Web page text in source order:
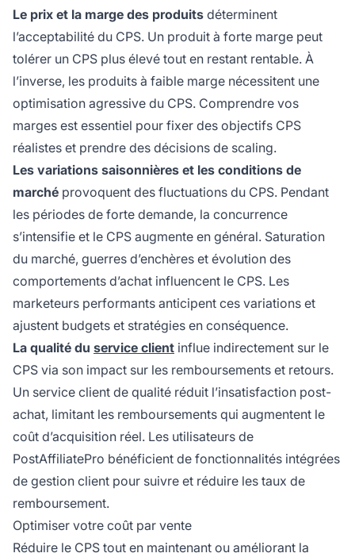
Le prix et la marge des produits déterminent
l’acceptabilité du CPS. Un produit à forte marge peut
tolérer un CPS plus élevé tout en restant rentable. À
l’inverse, les produits à faible marge nécessitent une
optimisation agressive du CPS. Comprendre vos
marges est essentiel pour fixer des objectifs CPS
réalistes et prendre des décisions de scaling.
Les variations saisonnières et les conditions de
marché provoquent des fluctuations du CPS. Pendant
les périodes de forte demande, la concurrence
s’intensifie et le CPS augmente en général. Saturation
du marché, guerres d’enchères et évolution des
comportements d’achat influencent le CPS. Les
marketeurs performants anticipent ces variations et
ajustent budgets et stratégies en conséquence.
La qualité du service client influe indirectement sur le
CPS via son impact sur les remboursements et retours.
Un service client de qualité réduit l’insatisfaction post-
achat, limitant les remboursements qui augmentent le
coût d’acquisition réel. Les utilisateurs de
PostAffiliatePro bénéficient de fonctionnalités intégrées
de gestion client pour suivre et réduire les taux de
remboursement.
Optimiser votre coût par vente
Réduire le CPS tout en maintenant ou améliorant la